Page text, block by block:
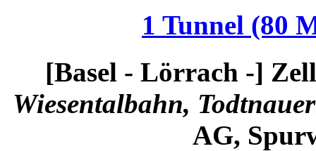
1 Tunnel (80
[Basel - Lörrach -]
Wiesentalbahn,
AG,